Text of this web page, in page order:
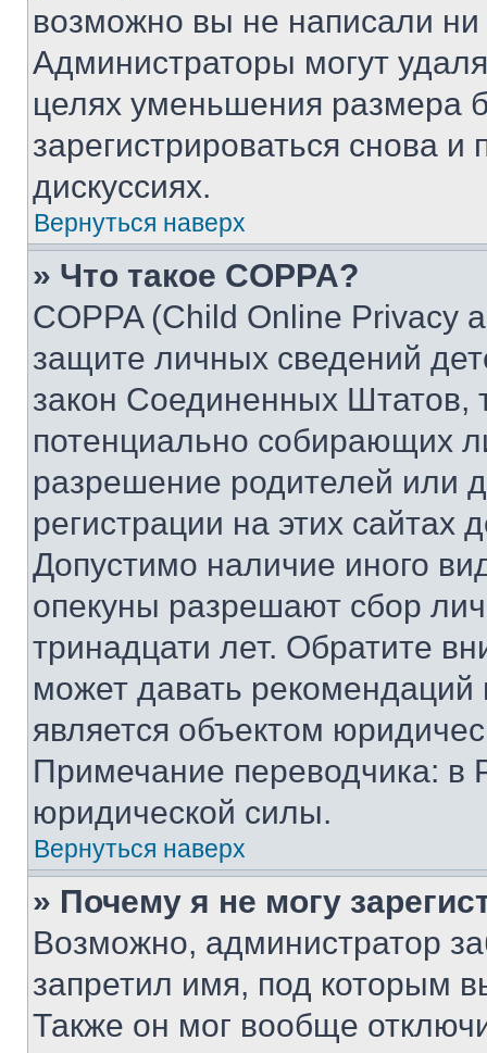
возможно вы не написали
Администраторы могут
целях уменьшения размера
зарегистрироваться снова и
дискуссиях.
Вернуться наверх
» Что такое COPPA?
COPPA (Child Online Privacy
защите личных сведений
закон Соединенных Штатов,
потенциально собирающих
разрешение родителей или
регистрации на этих сайтах
Допустимо наличие иного
опекуны разрешают сбор
тринадцати лет. Обратите
может давать
является объектом
Примечание переводчика: в
юридической силы.
Вернуться наверх
» Почему я не могу
Возможно, администратор
запретил имя, под которым
Также он мог вообще